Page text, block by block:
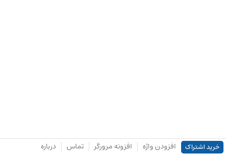
خرید اشتراک افزودن واژه افزونه مرورگر تماس درباره